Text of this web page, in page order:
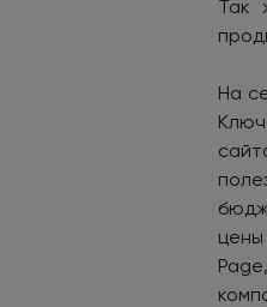
Так
На
Page